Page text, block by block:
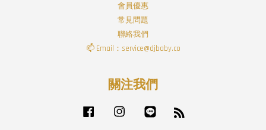
會員優惠
常見問題
聯絡我們
📫 Email：service@djbaby.co
關注我們
Facebook Instagram